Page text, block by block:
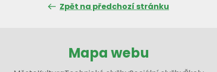
Zpět na předchozí stránku
Mapa webu